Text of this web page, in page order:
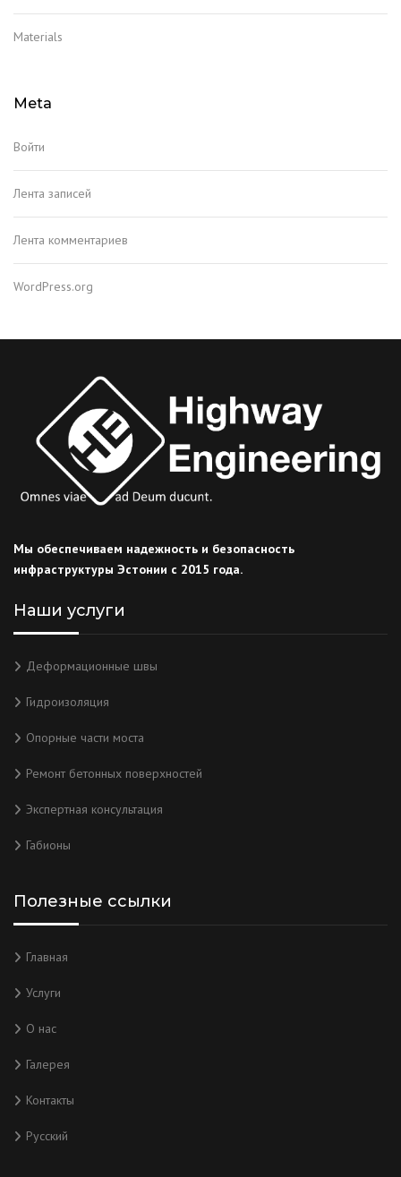
Materials
Meta
Войти
Лента записей
Лента комментариев
WordPress.org
Мы обеспечиваем надежность и безопасность
инфраструктуры Эстонии c 2015 года.
Наши услуги
Деформационные швы
Гидроизоляция
Опорные части моста
Ремонт бетонных поверхностей
Экспертная консультация
Габионы
Полезные ссылки
Главная
Услуги
О нас
Галерея
Контакты
Русский